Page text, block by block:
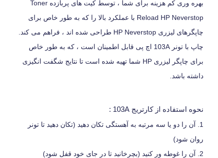
بهره وری کم هزینه برای شما ، توسط کیت های پربازده Toner
Reload HP Neverstop با عملکرد بالا را که به طور خاص برای
چاپگرهای لیزری HP Neverstop طراحی شده اند ، فراهم می کند.
چاپ با تونر 103A اچ پی قابل اطمینان است ، که به طور خاص
برای چاپگر لیزری HP شما تهیه شده است تا نتایج شگفت انگیزی
داشته باشد.
نحوه استفاده از کارتریج 103A :
1. آن را دو یا سه مرتبه به آهستگی تکان دهید (تکان دهید تا تونر
روان شود)
2. آن را غوطه ور کنید (بچرخانید تا در جای خود قفل شود)